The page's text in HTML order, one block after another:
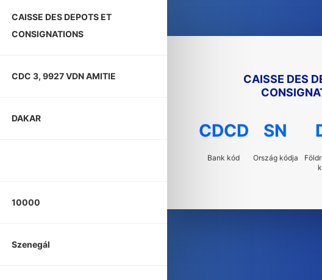
CAISSE DES DEPOTS ET
CONSIGNATIONS
CDC 3, 9927 VDN AMITIE
DAKAR
10000
Szenegál
CAISSE DES
CDCD
Bank kód
SN
Ország kódja